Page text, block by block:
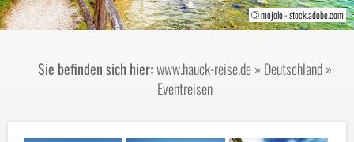
© daliu - stock.adobe.com
© PixAchi - Fotolia
© mojolo - stock.adobe.com
Sie befinden sich hier:www.hauck-reise.de» Deutschland»
Eventreisen